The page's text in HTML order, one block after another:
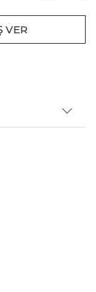
VER